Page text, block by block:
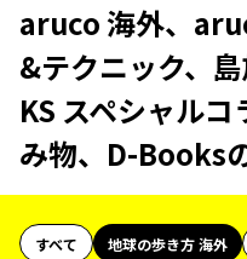
aruco 海外、
&テクニック、
KS スペシャル
み物、D-Books
すべて 地球の歩き方 海外